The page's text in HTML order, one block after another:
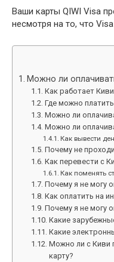
Ваши карты QIWI Visa
несмотря на то, что
Можно ли
Как работает
Где можно
Можно ли
Можно ли
Как вывести
Почему не
Как перевести с
Как поменять
Почему я не могу
Как оплатить на
Почему я не могу
Какие
Какие
Можно ли с Киви
карту?